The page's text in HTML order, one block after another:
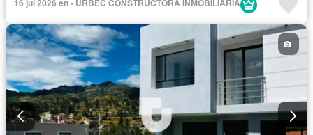
16 jul 2026 en - URBEC CONSTRUCTORA INMOBILIARIA